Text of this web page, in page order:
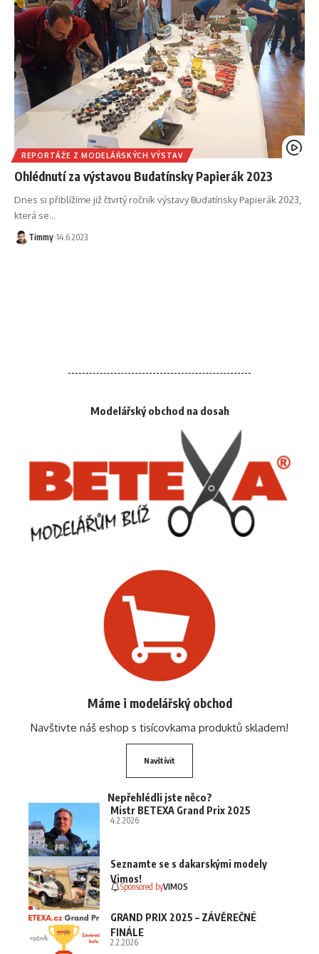
REPORTÁŽE Z MODELÁŘSKÝCH VÝSTAV
Ohlédnutí za výstavou Budatínsky Papierák 2023
Dnes si přiblížíme již čtvrtý ročník výstavy Budatínsky Papierák 2023,
která se…
Timmy 14.6.2023
Modelářský obchod na dosah
Máme i modelářský obchod
Navštivte náš eshop s tisícovkama produktů skladem!
Navštívit
Nepřehlédli jste něco?
Mistr BETEXA Grand Prix 2025
4.2.2026
Seznamte se s dakarskými modely
Vimos!
Sponsored byVIMOS
GRAND PRIX 2025 – ZÁVĚREČNÉ
FINÁLE
2.2.2026